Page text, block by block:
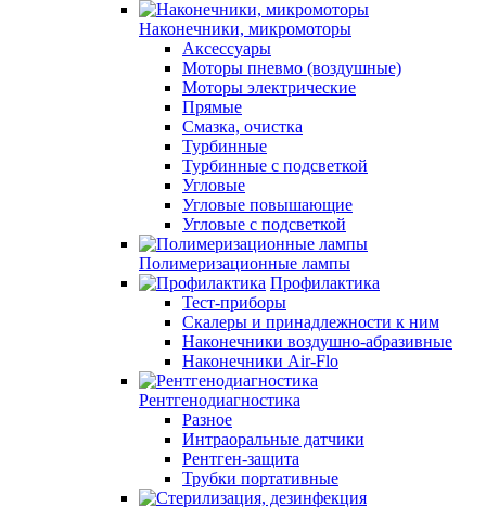
Наконечники, микромоторы
Аксессуары
Моторы пневмо (воздушные)
Моторы электрические
Прямые
Смазка, очистка
Турбинные
Турбинные с подсветкой
Угловые
Угловые повышающие
Угловые с подсветкой
Полимеризационные лампы
Профилактика
Тест-приборы
Скалеры и принадлежности к ним
Наконечники воздушно-абразивные
Наконечники Air-Flo
Рентгенодиагностика
Разное
Интраоральные датчики
Рентген-защита
Трубки портативные